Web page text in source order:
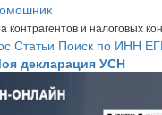
контрагентов и налоговых
Статьи Поиск по ИНН
декларация УСН